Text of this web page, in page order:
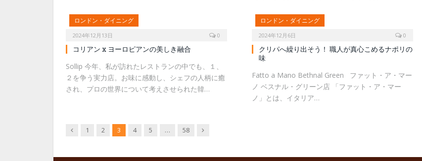
ロンドン・ダイニング
2024年12月13日 0
コリアン x ヨーロピアンの美しき融合
Sollip 今年、私が訪れたレストランの中でも、１、
２を争う実力店。お味に感動し、シェフの人柄に癒
され、プロの世界について考えさせられた韓…
ロンドン・ダイニング
2024年12月6日 0
クリパへ繰り出そう！ 職人が真心こめるナポリの
味
Fatto a Mano Bethnal Green ファット・ア・マー
ノ ベスナル・グリーン店 「ファット・ア・マー
ノ」とは、イタリア…
Previous
1 2 3 4 5 … 58 Next